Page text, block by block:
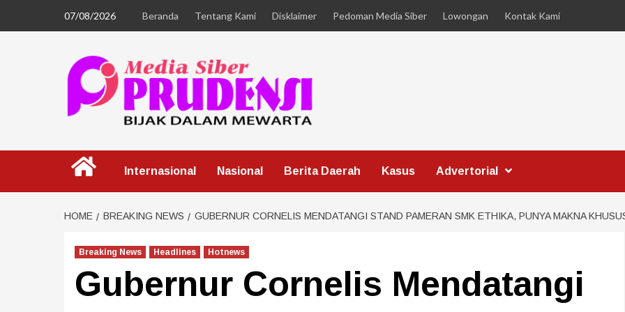
07/08/2026 Beranda Tentang Kami Disklaimer Pedoman Media Siber Lowongan Kontak Kami
Internasional Nasional Berita Daerah Kasus Advertorial
HOME BREAKING NEWS GUBERNUR CORNELIS MENDATANGI STAND PAMERAN SMK ETHIKA, PUNYA MAKNA
Breaking News Headlines Hotnews
Gubernur Cornelis Mendatangi